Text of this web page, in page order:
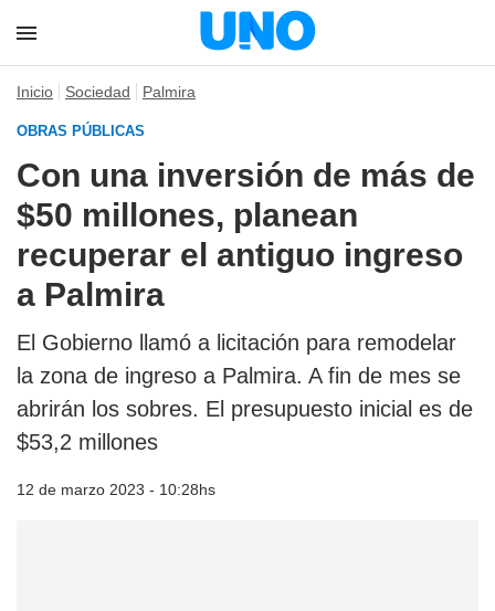
Inicio Sociedad Palmira
OBRAS PÚBLICAS
Con una inversión de más de
$50 millones, planean
recuperar el antiguo ingreso
a Palmira
El Gobierno llamó a licitación para remodelar
la zona de ingreso a Palmira. A fin de mes se
abrirán los sobres. El presupuesto inicial es de
$53,2 millones
12 de marzo 2023 - 10:28hs